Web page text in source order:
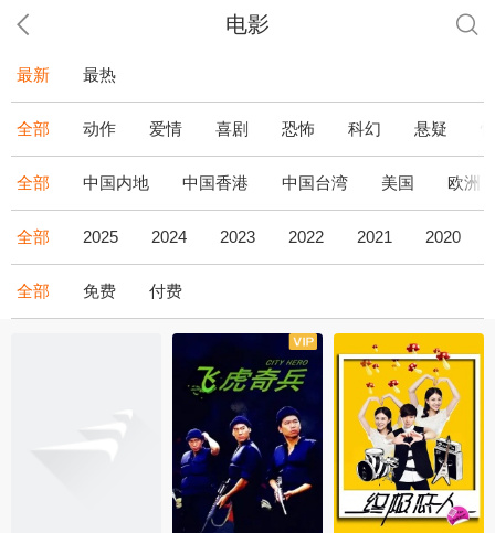
电影
最新 最热
全部 动作 爱情 喜剧 恐怖 科幻 悬疑
全部 中国内地 中国香港 中国台湾 美国 欧洲
全部 2025 2024 2023 2022 2021 2020
全部 免费 付费